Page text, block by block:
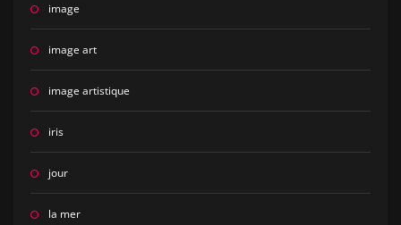
image
image art
image artistique
iris
jour
la mer